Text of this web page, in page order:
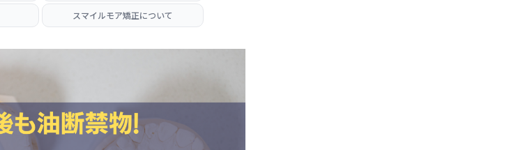
スマイルモア矯正について